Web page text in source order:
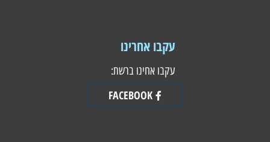
עקבו אחרינו
עקבו אחינו ברשת:
FACEBOOK